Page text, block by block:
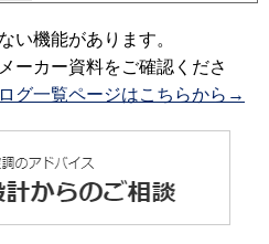
い機能があります。
ーカー資料をご確認くださ
グ一覧ページはこちらから→